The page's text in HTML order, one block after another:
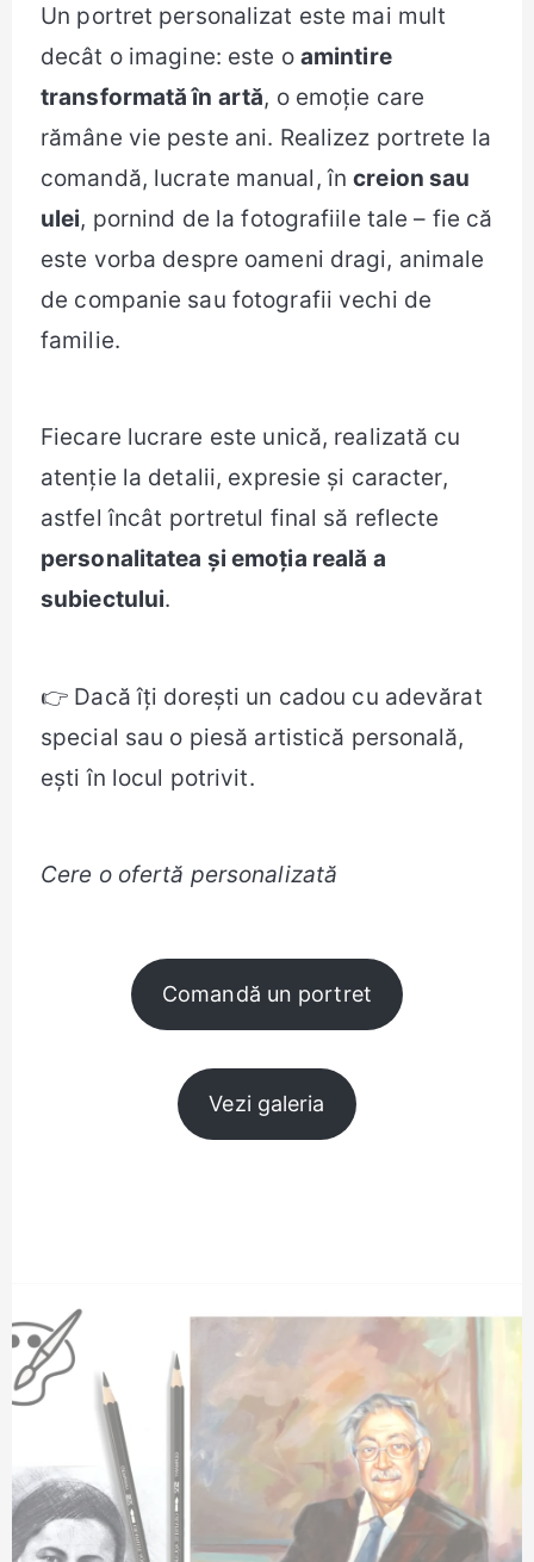
Un portret personalizat este mai mult
decât o imagine: este o amintire
transformată în artă, o emoție care
rămâne vie peste ani. Realizez portrete la
comandă, lucrate manual, încreion sau
ulei, pornind de la fotografiile tale – fie că
este vorba despre oameni dragi, animale
de companie sau fotografii vechi de
familie.
Fiecare lucrare este unică, realizată cu
atenție la detalii, expresie și caracter,
astfel încât portretul final să reflecte
personalitatea și emoția reală a
subiectului.
👉 Dacă îți dorești un cadou cu adevărat
special sau o piesă artistică personală,
ești în locul potrivit.
Cere o ofertă personalizată
Comandă un portret
Vezi galeria